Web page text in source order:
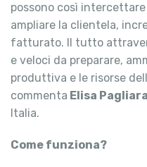
possono così
ampliare la clientela,
fatturato. Il tutto
e veloci da preparare,
produttiva e le risorse
commenta Elisa
Italia.
Come funziona?